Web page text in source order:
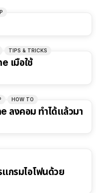
TIPS & TRICKS
เมื่อใช้
HOW TO
ลงคอม ทำได้แล้วมา
แกรมไอโฟนด้วย